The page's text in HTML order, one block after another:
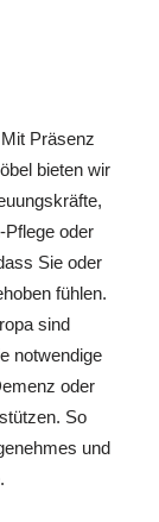
Präsenz
bieten wir
Pflege oder
Sie oder
fühlen.
sind
notwendige
oder
So
und